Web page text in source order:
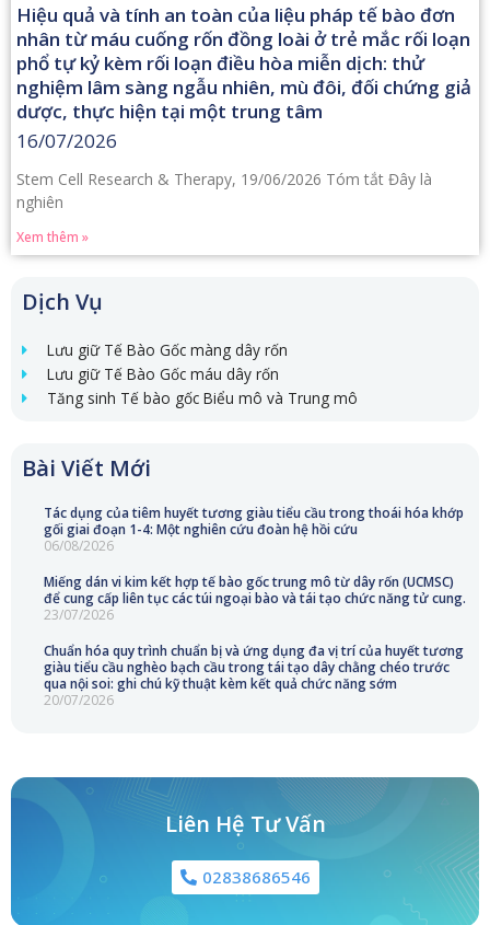
Dịch Vụ
Lưu giữ Tế Bào Gốc màng dây rốn
Lưu giữ Tế Bào Gốc máu dây rốn
Tăng sinh Tế bào gốc Biểu mô và Trung mô
Bài Viết Mới
Tác dụng của tiêm huyết tương giàu tiểu cầu trong thoái hóa khớp
gối giai đoạn 1-4: Một nghiên cứu đoàn hệ hồi cứu
06/08/2026
Miếng dán vi kim kết hợp tế bào gốc trung mô từ dây rốn (UCMSC)
để cung cấp liên tục các túi ngoại bào và tái tạo chức năng tử cung.
23/07/2026
Chuẩn hóa quy trình chuẩn bị và ứng dụng đa vị trí của huyết tương
giàu tiểu cầu nghèo bạch cầu trong tái tạo dây chằng chéo trước
qua nội soi: ghi chú kỹ thuật kèm kết quả chức năng sớm
20/07/2026
Liên Hệ Tư Vấn
02838686546
Hiệu quả và tính an toàn của liệu pháp tế bào đơn
nhân từ máu cuống rốn đồng loài ở trẻ mắc rối loạn
phổ tự kỷ kèm rối loạn điều hòa miễn dịch: thử
nghiệm lâm sàng ngẫu nhiên, mù đôi, đối chứng giả
dược, thực hiện tại một trung tâm
16/07/2026
Stem Cell Research & Therapy, 19/06/2026 Tóm tắt Đây là
nghiên
Xem thêm »